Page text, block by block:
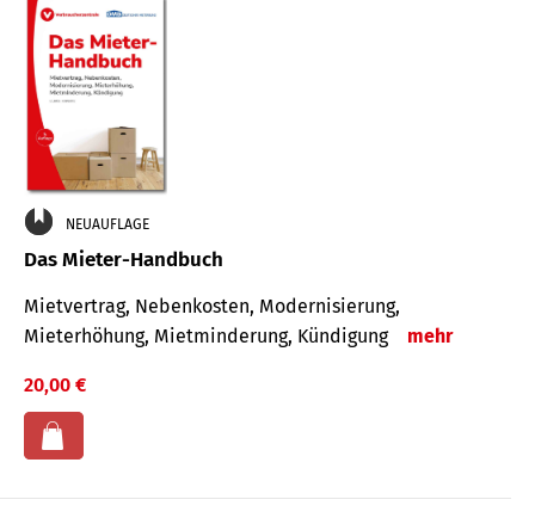
NEUAUFLAGE
Das Mieter-Handbuch
Mietvertrag, Nebenkosten, Modernisierung,
Mieterhöhung, Mietminderung, Kündigung
mehr
20,00 €